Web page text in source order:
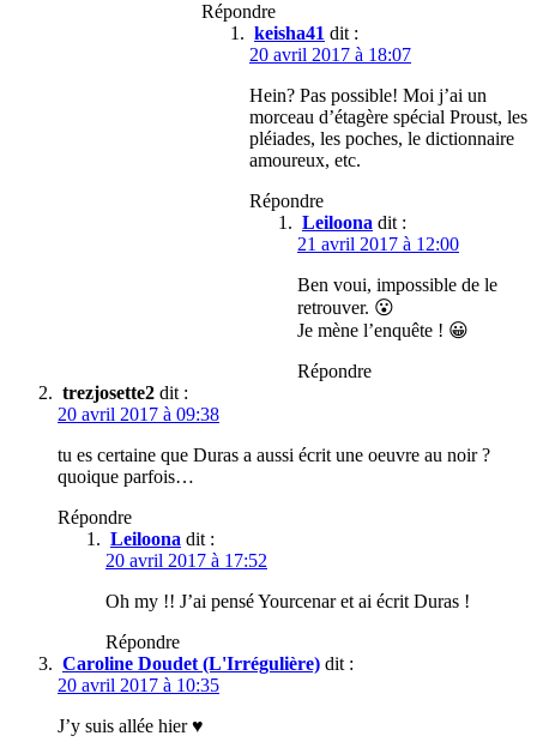
Répondre
keisha41 dit :
20 avril 2017 à 18:07
Hein? Pas possible! Moi j’ai un
morceau d’étagère spécial Proust, les
pléiades, les poches, le dictionnaire
amoureux, etc.
Répondre
Leiloona dit :
21 avril 2017 à 12:00
Ben voui, impossible de le
retrouver. 😮
Je mène l’enquête ! 😀
Répondre
trezjosette2 dit :
20 avril 2017 à 09:38
tu es certaine que Duras a aussi écrit une oeuvre au noir ?
quoique parfois…
Répondre
Leiloona dit :
20 avril 2017 à 17:52
Oh my !! J’ai pensé Yourcenar et ai écrit Duras !
Répondre
Caroline Doudet (L'Irrégulière) dit :
20 avril 2017 à 10:35
J’y suis allée hier ♥